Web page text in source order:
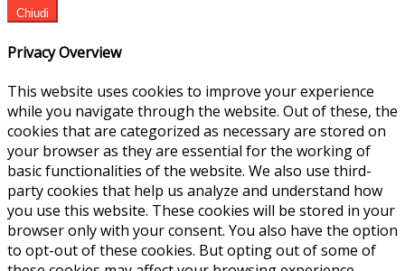
Chiudi
Privacy Overview
This website uses cookies to improve your experience
while you navigate through the website. Out of these, the
cookies that are categorized as necessary are stored on
your browser as they are essential for the working of
basic functionalities of the website. We also use third-
party cookies that help us analyze and understand how
you use this website. These cookies will be stored in your
browser only with your consent. You also have the option
to opt-out of these cookies. But opting out of some of